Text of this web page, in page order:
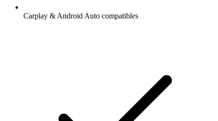
Carplay & Android Auto compatibles